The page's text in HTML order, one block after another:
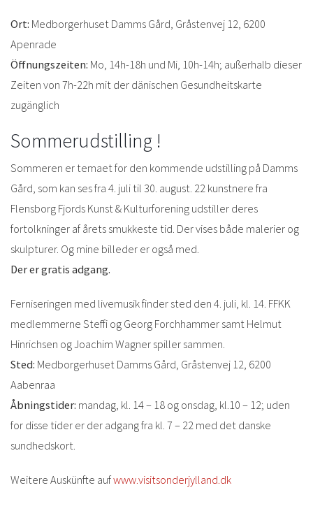
Ort: Medborgerhuset Damms Gård, Gråstenvej 12, 6200
Apenrade
Öffnungszeiten: Mo, 14h-18h und Mi, 10h-14h; außerhalb dieser
Zeiten von 7h-22h mit der dänischen Gesundheitskarte
zugänglich
Sommerudstilling !
Sommeren er temaet for den kommende udstilling på Damms
Gård, som kan ses fra 4. juli til 30. august. 22 kunstnere fra
Flensborg Fjords Kunst & Kulturforening udstiller deres
fortolkninger af årets smukkeste tid. Der vises både malerier og
skulpturer. Og mine billeder er også med.
Der er gratis adgang.
Ferniseringen med livemusik finder sted den 4. juli, kl. 14. FFKK
medlemmerne Steffi og Georg Forchhammer samt Helmut
Hinrichsen og Joachim Wagner spiller sammen.
Sted: Medborgerhuset Damms Gård, Gråstenvej 12, 6200
Aabenraa
Åbningstider: mandag, kl. 14 – 18 og onsdag, kl.10 – 12; uden
for disse tider er der adgang fra kl. 7 – 22 med det danske
sundhedskort.
Weitere Auskünfte aufwww.visitsonderjylland.dk